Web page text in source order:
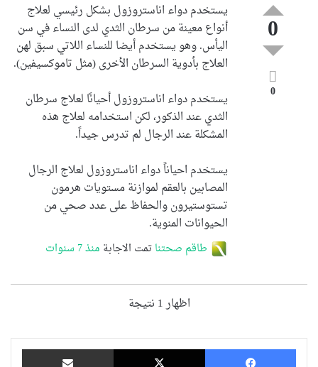
0
0
يستخدم دواء اناستروزول بشكل رئيسي لعلاج
أنواع معينة من سرطان الثدي لدى النساء في سن
اليأس.وهو يستخدم أيضا للنساء اللاتي سبق لهن
العلاج بأدوية السرطان الأخرى (مثل تاموكسيفين).
يستخدم دواء اناستروزول أحيانًا لعلاج سرطان
الثدي عند الذكور، لكن استخدامه لعلاج هذه
المشكلة عند الرجال لم تدرس جيداً.
يستخدم احياناً دواء اناستروزول لعلاج الرجال
المصابين بالعقم لموازنة مستويات هرمون
تستوستيرون والحفاظ على عدد صحي من
الحيوانات المنوية.
طاقم صحتناتمت الاجابة منذ 7 سنوات
اظهار 1 نتيجة
فيسبوك ‫X